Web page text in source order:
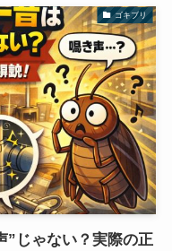
ゴキブリ
”じゃない？実際の正